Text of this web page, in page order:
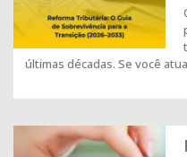
últimas décadas. Se você